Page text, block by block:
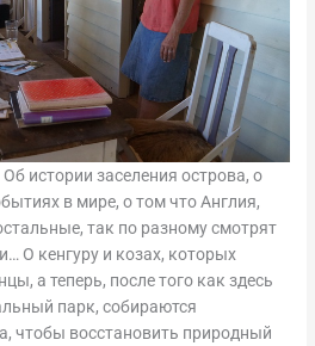
истории заселения острова, о
в мире, о том что Англия,
так по разному смотрят
О кенгуру и козах, которых
а теперь, после того как здесь
парк, собираются
чтобы восстановить природный